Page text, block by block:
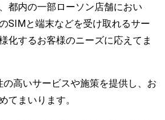
都内の一部ローソン店舗におい
SIMと端末などを受け取れるサー
化するお客様のニーズに応えてま
高いサービスや施策を提供し、お
てまいります。